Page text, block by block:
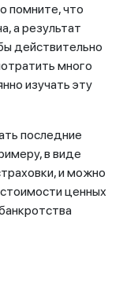
помните, что
а результат
действительно
много
изучать эту
последние
в виде
и можно
ценных